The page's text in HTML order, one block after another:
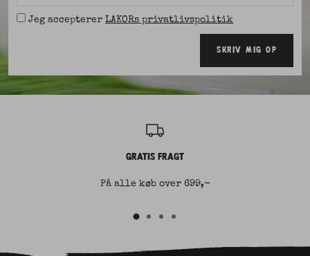
Jeg accepterer LAKORs privatlivspolitik
SKRIV MIG OP
GRATIS FRAGT
På alle køb over 699,-
til